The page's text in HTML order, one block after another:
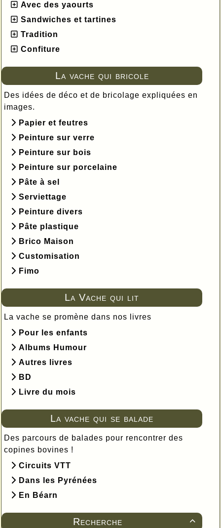
Avec des yaourts
Sandwiches et tartines
Tradition
Confiture
La vache qui bricole
Des idées de déco et de bricolage expliquées en
images.
Papier et feutres
Peinture sur verre
Peinture sur bois
Peinture sur porcelaine
Pâte à sel
Serviettage
Peinture divers
Pâte plastique
Brico Maison
Customisation
Fimo
La Vache qui lit
La vache se promène dans nos livres
Pour les enfants
Albums Humour
Autres livres
BD
Livre du mois
La vache qui se balade
Des parcours de balades pour rencontrer des
copines bovines !
Circuits VTT
Dans les Pyrénées
En Béarn

Recherche